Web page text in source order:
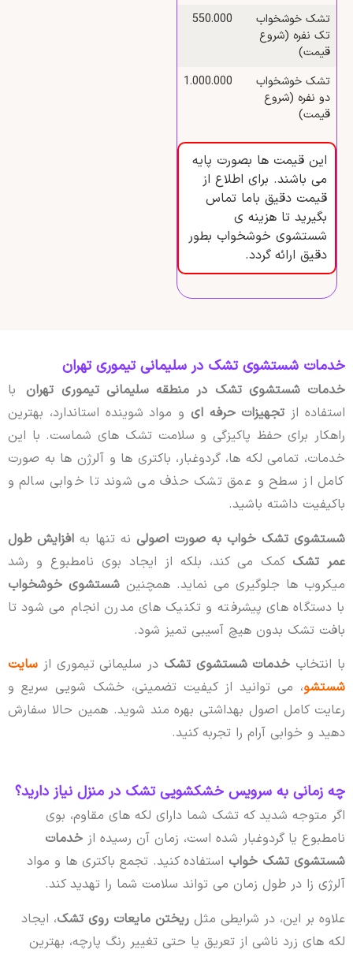
تشک خوشخواب
تک نفره (شروع
قیمت)
550.000
تشک خوشخواب
دو نفره (شروع
قیمت)
1.000.000
این قیمت ها بصورت پایه
می باشند. برای اطلاع از
قیمت دقیق باما تماس
بگیرید تا هزینه ی
شستشوی خوشخواب بطور
دقیق ارائه گردد.
خدمات شستشوی تشک در سلیمانی تیموری تهران
خدمات شستشوی تشک در منطقه سلیمانی تیموری تهرانبا
استفاده از تجهیزات حرفه ایو مواد شوینده استاندارد، بهترین
راهکار برای حفظ پاکیزگی و سلامت تشک های شماست. با این
خدمات، تمامی لکه ها، گردوغبار، باکتری ها و آلرژن ها به صورت
کامل از سطح و عمق تشک حذف می شوند تا خوابی سالم و
باکیفیت داشته باشید.
شستشوی تشک خواب به صورت اصولینه تنها به افزایش طول
عمر تشککمک می کند، بلکه از ایجاد بوی نامطبوع و رشد
میکروب ها جلوگیری می نماید. همچنین شستشوی خوشخواب
با دستگاه های پیشرفته و تکنیک های مدرن انجام می شود تا
بافت تشک بدون هیچ آسیبی تمیز شود.
با انتخاب خدمات شستشوی تشکدر سلیمانی تیموری از سایت
شستشو، می توانید از کیفیت تضمینی، خشک شویی سریع و
رعایت کامل اصول بهداشتی بهره مند شوید. همین حالا سفارش
دهید و خوابی آرام را تجربه کنید.
چه زمانی به سرویس خشکشویی تشک در منزل نیاز دارید؟
اگر متوجه شدید که تشک شما دارای لکه های مقاوم، بوی
نامطبوع یا گردوغبار شده است، زمان آن رسیده از خدمات
شستشوی تشک خواباستفاده کنید. تجمع باکتری ها و مواد
آلرژی زا در طول زمان می تواند سلامت شما را تهدید کند.
علاوه بر این، در شرایطی مثل ریختن مایعات روی تشک، ایجاد
لکه های زرد ناشی از تعریق یا حتی تغییر رنگ پارچه، بهترین